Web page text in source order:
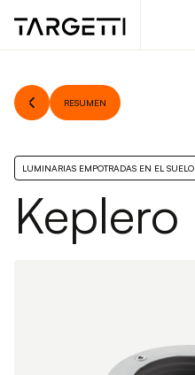
RESUMEN
LUMINARIAS EMPOTRADAS EN EL SUELO
Keplero